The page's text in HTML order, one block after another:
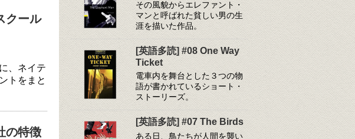
クール
、ネイテ
トをまと
の特徴
その風貌からエレファント・
マンと呼ばれた貧しい男の生
涯を描いた作品。
[英語多読] #08 One Way
Ticket
電車内を舞台とした３つの物
語が書かれているショート・
ストーリーズ。
[英語多読] #07 The Birds
ある日、鳥たちが人間を襲い